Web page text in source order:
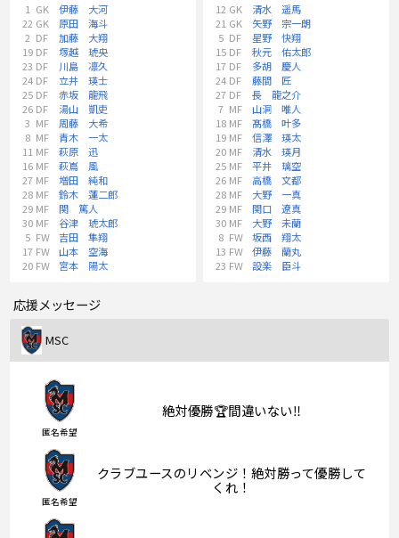
1 GK
伊藤 大河
22 GK
原田 海斗
2 DF
加藤 大翔
19 DF
塚越 琥央
23 DF
川島 凛久
24 DF
立井 瑛士
25 DF
赤坂 龍飛
26 DF
湯山 凱吏
3 MF
周藤 大希
8 MF
青木 一太
11 MF
萩原 迅
16 MF
萩嶌 風
27 MF
増田 純和
28 MF
鈴木 蓮二郎
29 MF
関 篤人
30 MF
谷津 琥太郎
5 FW
吉田 隼翔
17 FW
山本 空海
20 FW 宮本 陽太
12 GK
清水 遥馬
21 GK
矢野 宗一朗
5 DF
星野 快翔
15 DF
秋元 佑太郎
17 DF
多胡 慶人
24 DF
藤間 匠
27 DF
長 龍之介
7 MF
山洞 唯人
18 MF
髙橋 叶多
19 MF
信澤 瑛太
20 MF
清水 瑛月
25 MF
平井 璃空
26 MF
高橋 文都
28 MF
大野 一真
29 MF
関口 遼真
30 MF
大野 未蘭
8 FW
坂西 翔太
13 FW
伊藤 蘭丸
23 FW 設楽 臣斗
応援メッセージ
MSC
匿名希望
絶対優勝🏆間違いない‼︎
匿名希望
クラブユースのリベンジ！絶対勝って優勝して
くれ！